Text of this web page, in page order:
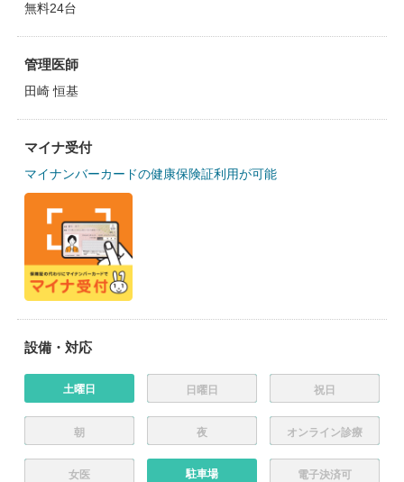
無料24台
管理医師
田崎 恒基
マイナ受付
マイナンバーカードの健康保険証利用が可能
設備・対応
土曜日 日曜日 祝日
朝 夜 オンライン診療
女医 駐車場 電子決済可